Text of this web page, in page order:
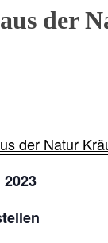
der
der Natur